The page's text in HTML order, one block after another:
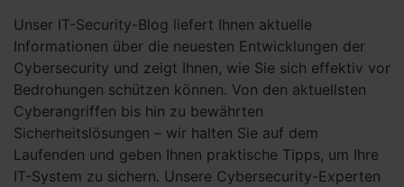
Unser IT-Security-Blog liefert Ihnen aktuelle
Informationen über die neuesten Entwicklungen der
Cybersecurity und zeigt Ihnen, wie Sie sich effektiv vor
Bedrohungen schützen können. Von den aktuellsten
Cyberangriffen bis hin zu bewährten
Sicherheitslösungen – wir halten Sie auf dem
Laufenden und geben Ihnen praktische Tipps, um Ihre
IT-System zu sichern. Unsere Cybersecurity-Experten